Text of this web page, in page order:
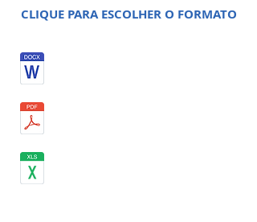
CLIQUE PARA ESCOLHER O FORMATO